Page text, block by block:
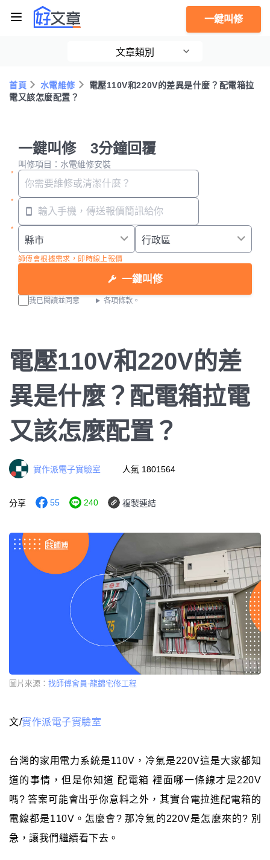
一鍵叫修
文章類別
首頁 水電維修
電壓110V和220V的差異是什麼？配電箱拉
電又該怎麼配置？
一鍵叫修 3分鐘回覆
叫修項目：水電維修安裝
師傅會根據需求，即時線上報價
一鍵叫修
我已閱讀並同意 各項條款。
電壓110V和220V的差
異是什麼？配電箱拉電
又該怎麼配置？
實作派電子實驗室 人氣 1801564
分享 55 240 複製連結
圖片來源： 找師傅會員-龍錦宅修工程
文/實作派電子實驗室
台灣的家用電力系統是110V，冷氣是220V這是大家都知
道的事情，但是你知道 配電箱 裡面哪一條線才是220V
嗎? 答案可能會出乎你意料之外，其實台電拉進配電箱的
電線都是110V。怎麼會? 那冷氣的220V是怎麼來的? 別
急，讓我們繼續看下去。